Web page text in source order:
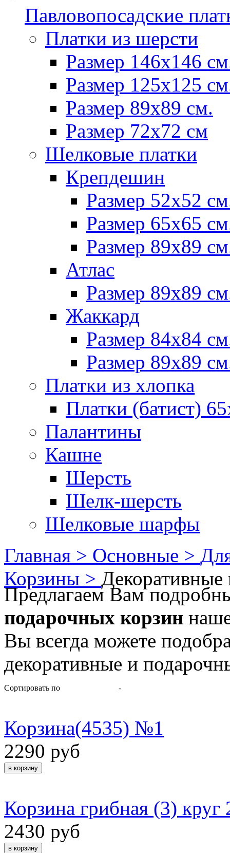
Павловопосадские
Платки из шерсти
Размер 146х146
Размер 125х125
Размер 89х89 см.
Размер 72x72 см
Шелковые платки
Крепдешин
Размер 52х52
Размер 65х65
Размер 89х89
Атлас
Размер 89х89
Жаккард
Размер 84х84
Размер 89х89
Платки из хлопка
Платки (батист)
Палантины
Кашне
Шерсть
Шелк-шерсть
Шелковые шарфы
Главная > Основные >
Корзины >
Предлагаем Вам
подарочных корзин
Вы всегда можете
декоративные и
Сортировать по -
Корзина(4535) №1
2290 руб
Корзина грибная (3) круг
2430 руб